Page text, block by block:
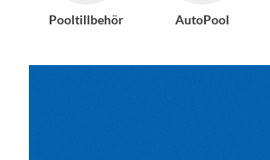
Pooltillbehör AutoPool